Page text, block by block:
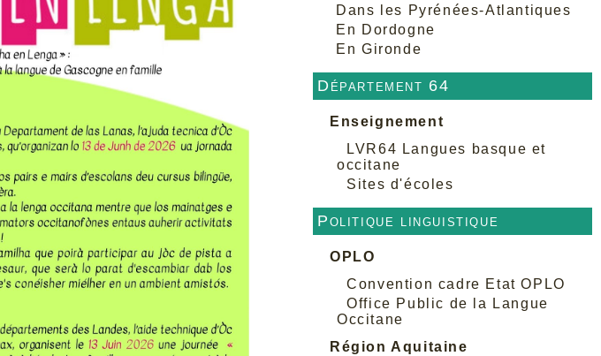
Dans les Pyrénées-Atlantiques
En Dordogne
En Gironde
Département 64
Enseignement
LVR64 Langues basque et
occitane
Sites d'écoles
Politique linguistique
OPLO
Convention cadre Etat OPLO
Office Public de la Langue
Occitane
Région Aquitaine